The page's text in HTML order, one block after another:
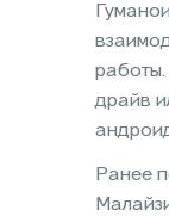
работы.
драйв
Ранее